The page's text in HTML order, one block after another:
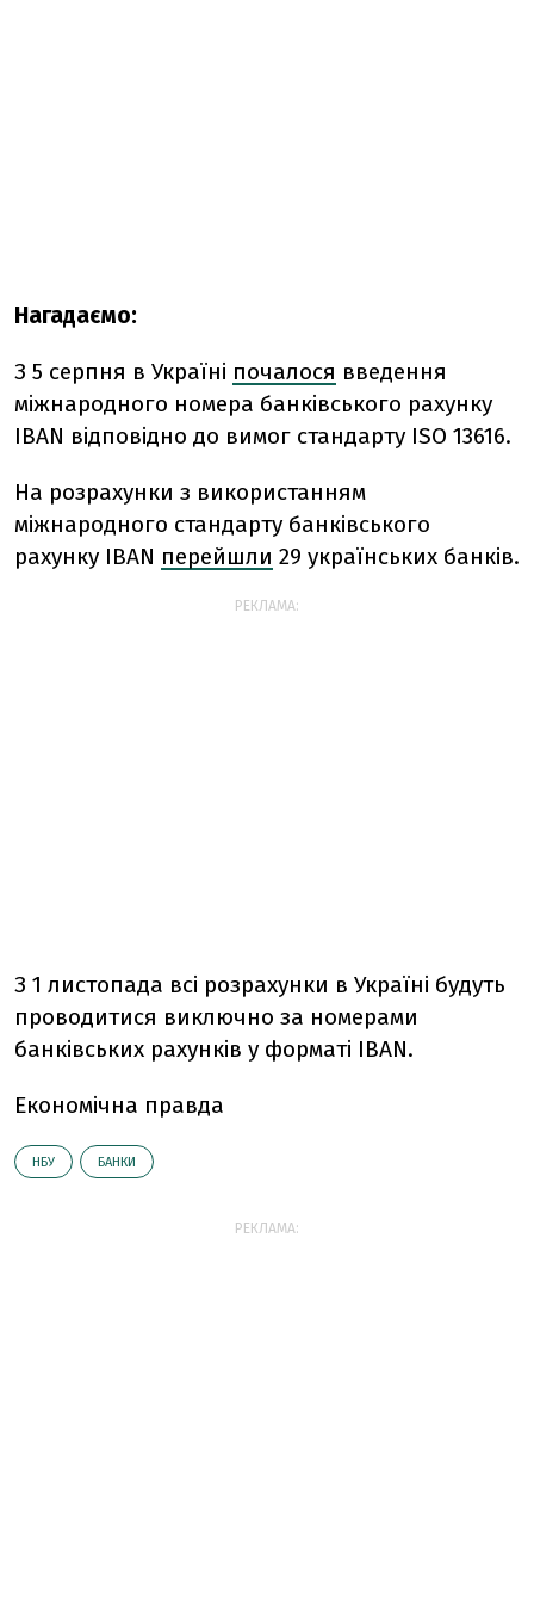
Нагадаємо:
З 5 серпня в Україні почалося введення
міжнародного номера банківського рахунку
IBAN відповідно до вимог стандарту ISO 13616.
На розрахунки з використанням
міжнародного стандарту банківського
рахунку IBAN перейшли 29 українських банків.
РЕКЛАМА:
З 1 листопада всі розрахунки в Україні будуть
проводитися виключно за номерами
банківських рахунків у форматі IBAN.
Економічна правда
НБУ БАНКИ
РЕКЛАМА: